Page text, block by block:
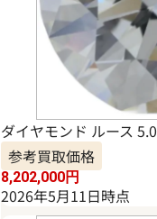
ダイヤモンド ルース
参考買取価格
8,202,000円
2026年5月11日時点